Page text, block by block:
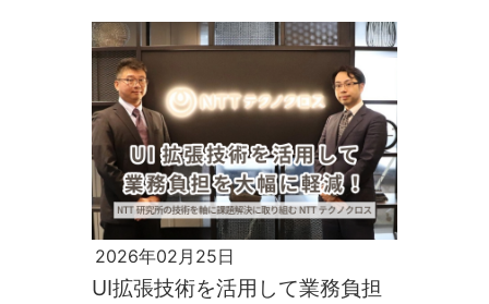
2026年02月25日
UI拡張技術を活用して業務負担